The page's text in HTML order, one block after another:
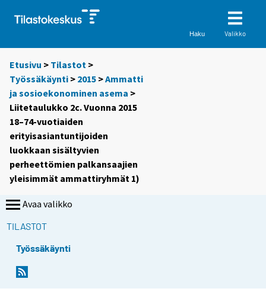
Haku Valikko
Etusivu > Tilastot >
Työssäkäynti > 2015 >Ammatti
ja sosioekonominen asema >
Liitetaulukko 2c. Vuonna 2015
18–74-vuotiaiden
erityisasiantuntijoiden
luokkaan sisältyvien
perheettömien palkansaajien
yleisimmät ammattiryhmät 1)
Avaa valikko
TILASTOT
Työssäkäynti